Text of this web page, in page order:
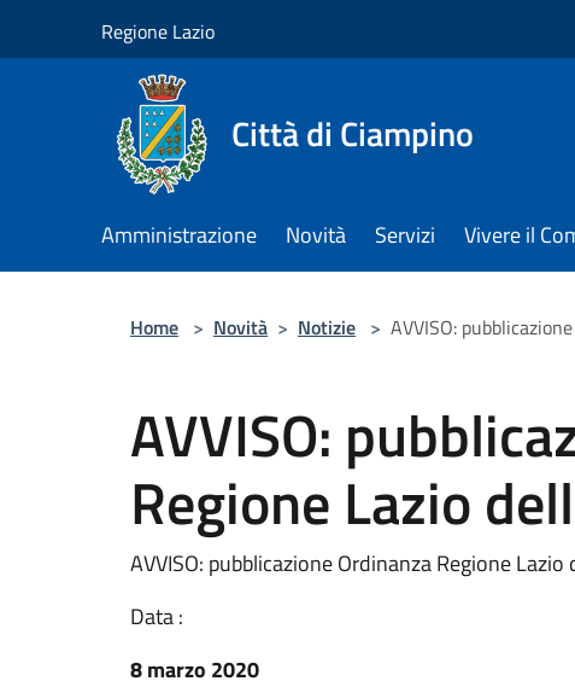
Regione Lazio
Città di Ciampino
Amministrazione Novità Servizi Vivere il
Home > Novità > Notizie > AVVISO:
AVVISO:
Regione Lazio
AVVISO: pubblicazione Ordinanza Regione
Data :
8 marzo 2020